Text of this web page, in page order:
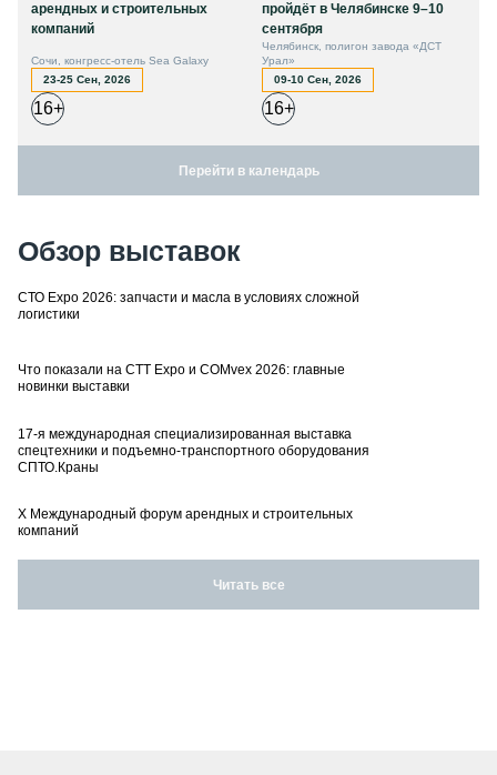
арендных и строительных
компаний
Сочи, конгресс-отель Sea Galaxy
23-25 Сен, 2026
16+
пройдёт в Челябинске 9–10
сентября
Челябинск, полигон завода «ДСТ
Урал»
09-10 Сен, 2026
16+
Перейти в календарь
Обзор выставок
СТО Expo 2026: запчасти и масла в условиях сложной
логистики
Что показали на CTT Expo и COMvex 2026: главные
новинки выставки
17-я международная специализированная выставка
спецтехники и подъемно-транспортного оборудования
СПТО.Краны
X Международный форум арендных и строительных
компаний
Читать все